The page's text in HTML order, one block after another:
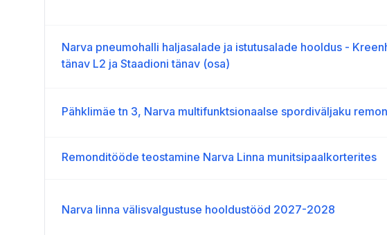
Narva pneumohalli haljasalade ja istutusalade hooldus -
tänav L2 ja Staadioni tänav (osa)
Pähklimäe tn 3, Narva multifunktsionaalse spordiväljaku
Remonditööde teostamine Narva Linna munitsipaalkorterites
Narva linna välisvalgustuse hooldustööd 2027-2028